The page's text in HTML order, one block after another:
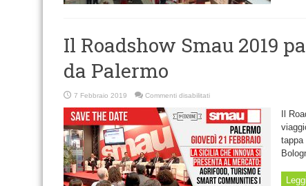
Il Roadshow Smau 2019
da Palermo
7 Febbraio 2019 Commenti disabilitatisu
Roadshow
Smau
2019
partirà
il
21
febbraio
da
Palermo
Il
tappa